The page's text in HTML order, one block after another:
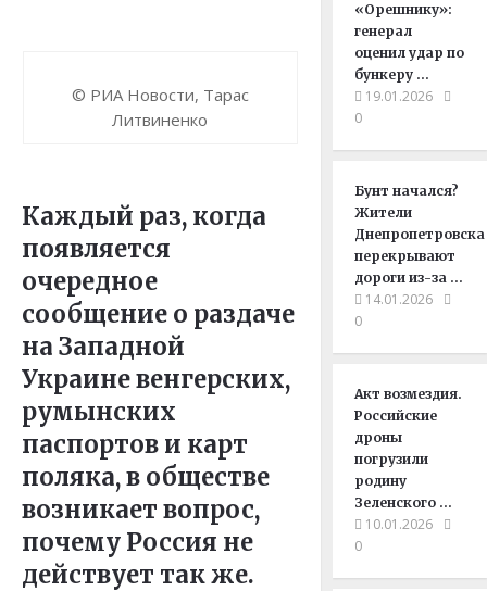
© РИА Новости, Тарас
Литвиненко
Каждый раз, когда
появляется
очередное
сообщение о раздаче
на Западной
Украине венгерских,
румынских
паспортов и карт
поляка, в обществе
возникает вопрос,
почему Россия не
действует так же.
«Орешнику»:
генерал
оценил удар по
бункеру …
19.01.2026
0
Бунт начался?
Жители
Днепропетровска
перекрывают
дороги из-за …
14.01.2026
0
Акт возмездия.
Российские
дроны
погрузили
родину
Зеленского …
10.01.2026
0